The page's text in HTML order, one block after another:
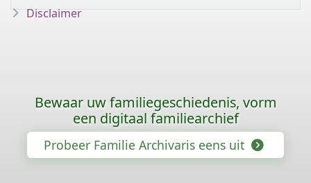
Disclaimer
Bewaar uw familiegeschiedenis, vorm
een digitaal familiearchief
Probeer Familie Archivaris eens uit